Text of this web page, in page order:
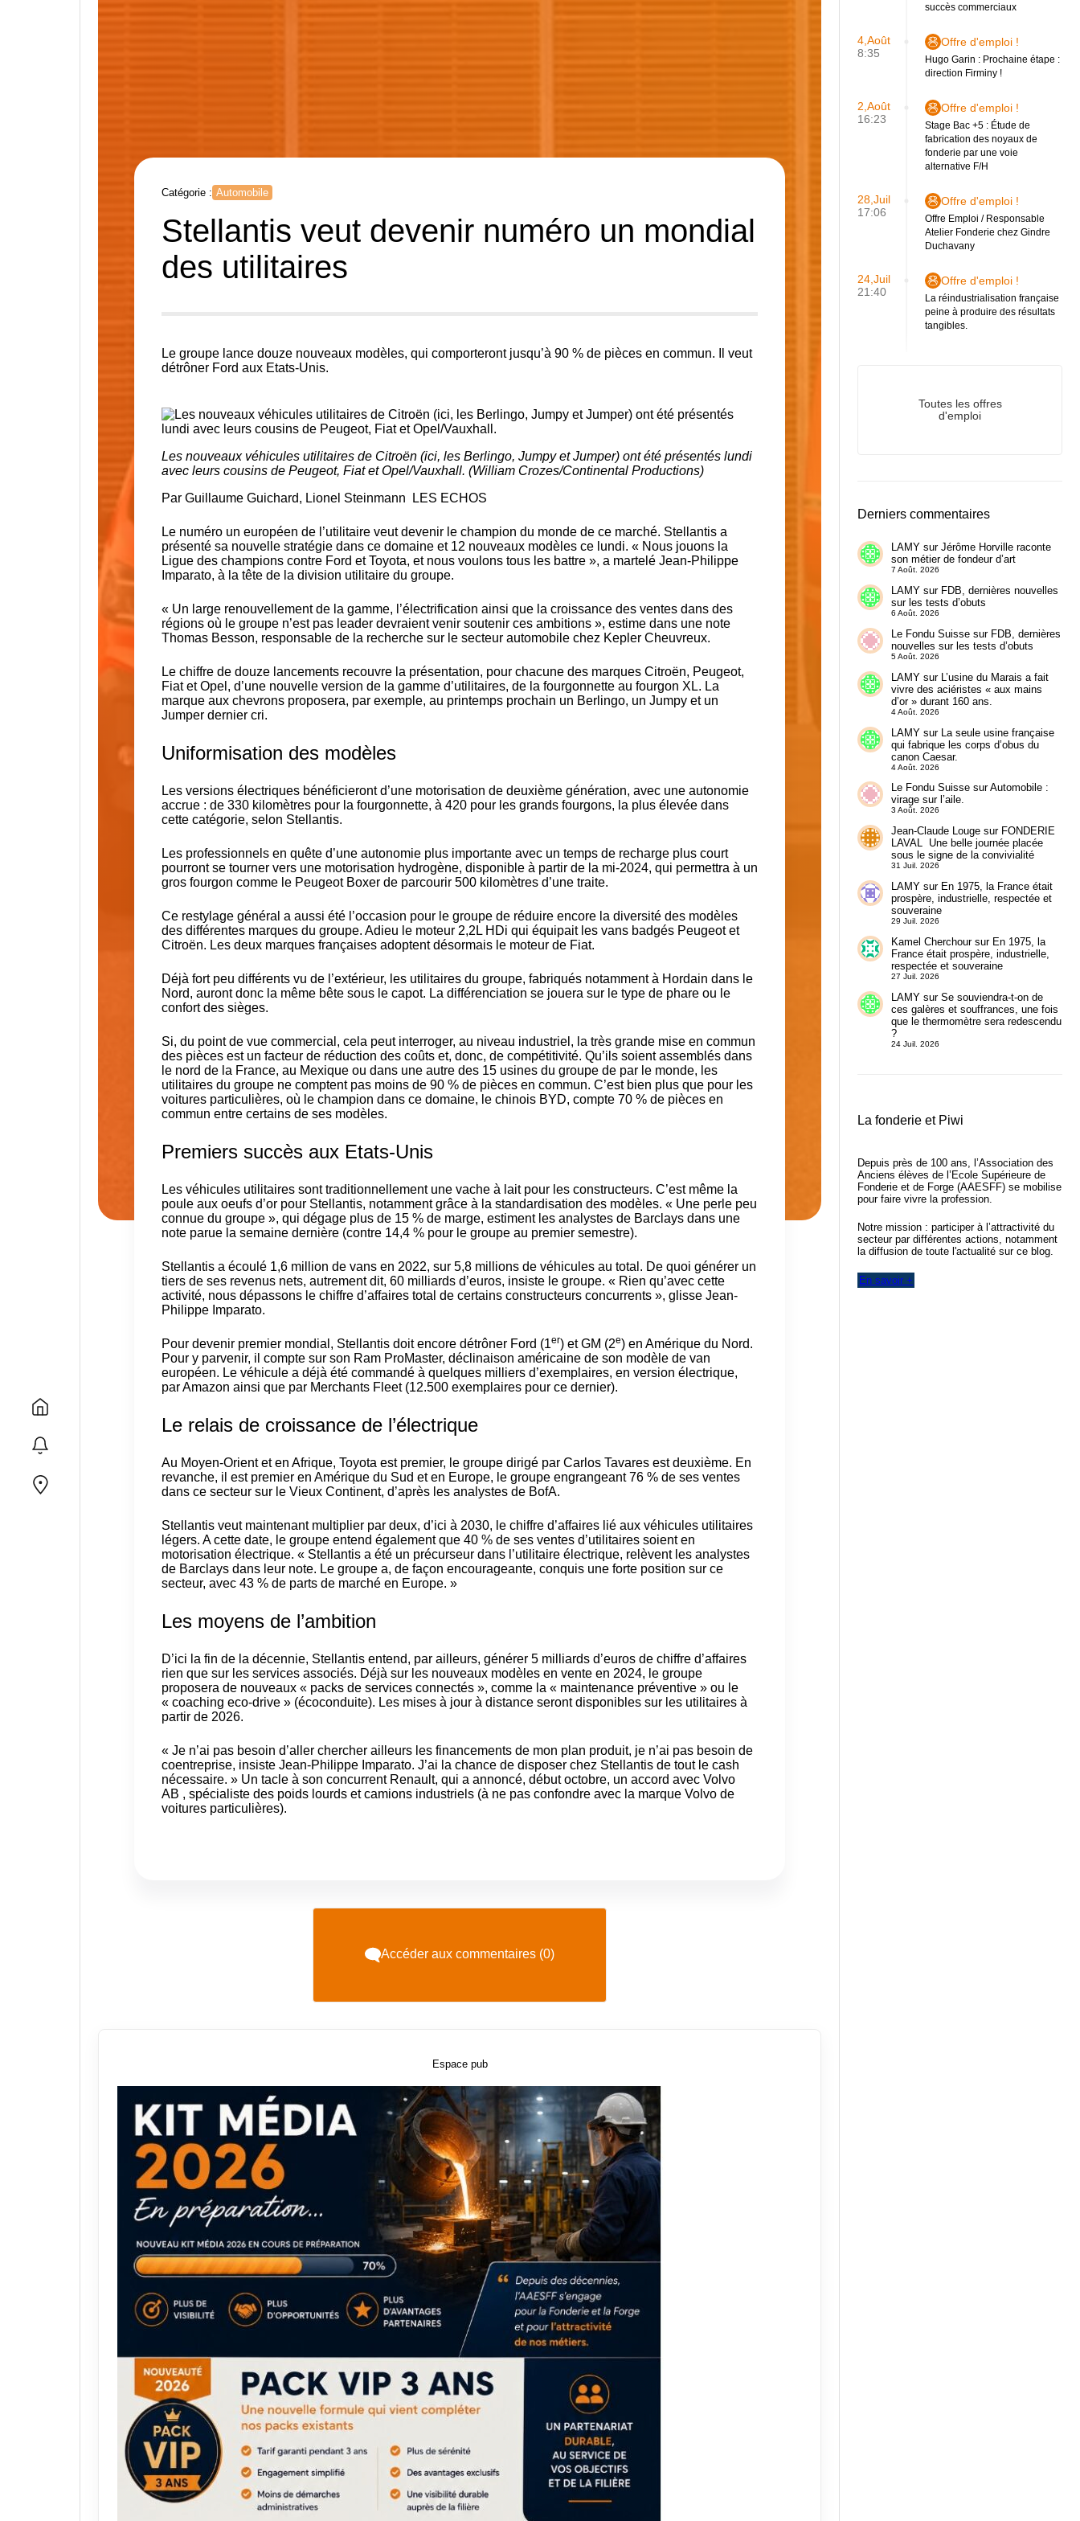
Catégorie : Automobile
Stellantis veut devenir numéro un mondial
des utilitaires
Le groupe lance douze nouveaux modèles, qui comporteront jusqu’à 90 % de pièces en commun. Il veut
détrôner Ford aux Etats-Unis.
Les nouveaux véhicules utilitaires de Citroën (ici, les Berlingo, Jumpy et Jumper) ont été présentés lundi
avec leurs cousins de Peugeot, Fiat et Opel/Vauxhall. (William Crozes/Continental Productions)
Par Guillaume Guichard, Lionel Steinmann LES ECHOS
Le numéro un européen de l’utilitaire veut devenir le champion du monde de ce marché. Stellantis a
présenté sa nouvelle stratégie dans ce domaine et 12 nouveaux modèles ce lundi. « Nous jouons la
Ligue des champions contre Ford et Toyota, et nous voulons tous les battre », a martelé Jean-Philippe
Imparato, à la tête de la division utilitaire du groupe.
« Un large renouvellement de la gamme, l’électrification ainsi que la croissance des ventes dans des
régions où le groupe n’est pas leader devraient venir soutenir ces ambitions », estime dans une note
Thomas Besson, responsable de la recherche sur le secteur automobile chez Kepler Cheuvreux.
Le chiffre de douze lancements recouvre la présentation, pour chacune des marques Citroën, Peugeot,
Fiat et Opel, d’une nouvelle version de la gamme d’utilitaires, de la fourgonnette au fourgon XL. La
marque aux chevrons proposera, par exemple, au printemps prochain un Berlingo, un Jumpy et un
Jumper dernier cri.
Uniformisation des modèles
Les versions électriques bénéficieront d’une motorisation de deuxième génération, avec une autonomie
accrue : de 330 kilomètres pour la fourgonnette, à 420 pour les grands fourgons, la plus élevée dans
cette catégorie, selon Stellantis.
Les professionnels en quête d’une autonomie plus importante avec un temps de recharge plus court
pourront se tourner vers une motorisation hydrogène, disponible à partir de la mi-2024, qui permettra à un
gros fourgon comme le Peugeot Boxer de parcourir 500 kilomètres d’une traite.
Ce restylage général a aussi été l’occasion pour le groupe de réduire encore la diversité des modèles
des différentes marques du groupe. Adieu le moteur 2,2L HDi qui équipait les vans badgés Peugeot et
Citroën. Les deux marques françaises adoptent désormais le moteur de Fiat.
Déjà fort peu différents vu de l’extérieur, les utilitaires du groupe, fabriqués notamment à Hordain dans le
Nord, auront donc la même bête sous le capot. La différenciation se jouera sur le type de phare ou le
confort des sièges.
Si, du point de vue commercial, cela peut interroger, au niveau industriel, la très grande mise en commun
des pièces est un facteur de réduction des coûts et, donc, de compétitivité. Qu’ils soient assemblés dans
le nord de la France, au Mexique ou dans une autre des 15 usines du groupe de par le monde, les
utilitaires du groupe ne comptent pas moins de 90 % de pièces en commun. C’est bien plus que pour les
voitures particulières, où le champion dans ce domaine, le chinois BYD, compte 70 % de pièces en
commun entre certains de ses modèles.
Premiers succès aux Etats-Unis
Les véhicules utilitaires sont traditionnellement une vache à lait pour les constructeurs. C’est même la
poule aux oeufs d’or pour Stellantis, notamment grâce à la standardisation des modèles. « Une perle peu
connue du groupe », qui dégage plus de 15 % de marge, estiment les analystes de Barclays dans une
note parue la semaine dernière (contre 14,4 % pour le groupeau premier semestre).
Stellantis a écoulé 1,6 million de vans en 2022, sur 5,8 millions de véhicules au total. De quoi générer un
tiers de ses revenus nets, autrement dit, 60 milliards d’euros, insiste le groupe. « Rien qu’avec cette
activité, nous dépassons le chiffre d’affaires total de certains constructeurs concurrents », glisse Jean-
Philippe Imparato.
Pour devenir premier mondial, Stellantis doit encore détrôner Ford (1er) et GM (2e) en Amérique du Nord.
Pour y parvenir, il compte sur son Ram ProMaster, déclinaison américaine de son modèle de van
européen. Le véhicule a déjà été commandé à quelques milliers d’exemplaires, en version électrique,
par Amazon ainsi que par Merchants Fleet (12.500 exemplaires pour ce dernier).
Le relais de croissance de l’électrique
Au Moyen-Orient et en Afrique, Toyota est premier, le groupe dirigé par Carlos Tavares est deuxième. En
revanche, il est premier en Amérique du Sud et en Europe, le groupe engrangeant 76 % de ses ventes
dans ce secteur sur le Vieux Continent, d’après les analystes de BofA.
Stellantis veut maintenant multiplier par deux, d’ici à 2030, le chiffre d’affaires lié aux véhicules utilitaires
légers. A cette date, le groupe entend également que 40 % de ses ventes d’utilitaires soient en
motorisation électrique. « Stellantis a été un précurseur dans l’utilitaire électrique, relèvent les analystes
de Barclays dans leur note. Le groupe a, de façon encourageante, conquis une forte position sur ce
secteur, avec 43 % de parts de marché en Europe. »
Les moyens de l’ambition
D’ici la fin de la décennie, Stellantis entend, par ailleurs, générer 5 milliards d’euros de chiffre d’affaires
rien que sur les services associés. Déjà sur les nouveaux modèles en vente en 2024, le groupe
proposera de nouveaux « packs de services connectés », comme la « maintenance préventive » ou le
« coaching eco-drive » (écoconduite). Les mises à jour à distance seront disponibles sur les utilitaires à
partir de 2026.
« Je n’ai pas besoin d’aller chercher ailleurs les financements de mon plan produit, je n’ai pas besoin de
coentreprise, insiste Jean-Philippe Imparato. J’ai la chance de disposer chez Stellantis de tout le cash
nécessaire. » Un tacle à son concurrent Renault, qui a annoncé, début octobre, un accord avec Volvo
AB , spécialiste des poids lourds et camions industriels (à ne pas confondre avec la marque Volvo de
voitures particulières).
Accéder aux commentaires (0)
Espace pub
succès commerciaux
4,Août
8:35
Offre d'emploi !
Hugo Garin : Prochaine étape :
direction Firminy !
2,Août
16:23
Offre d'emploi !
Stage Bac +5 : Étude de
fabrication des noyaux de
fonderie par une voie
alternative F/H
28,Juil
17:06
Offre d'emploi !
Offre Emploi / Responsable
Atelier Fonderie chez Gindre
Duchavany
24,Juil
21:40
Offre d'emploi !
La réindustrialisation française
peine à produire des résultats
tangibles.
Toutes les offres
d'emploi
Derniers commentaires
LAMYsur Jérôme Horville raconte
son métier de fondeur d’art
7 Août. 2026
LAMYsur FDB, dernières nouvelles
sur les tests d’obuts
6 Août. 2026
Le Fondu Suissesur FDB, dernières
nouvelles sur les tests d’obuts
5 Août. 2026
LAMYsur L’usine du Marais a fait
vivre des aciéristes « aux mains
d’or » durant 160 ans.
4 Août. 2026
LAMYsur La seule usine française
qui fabrique les corps d’obus du
canon Caesar.
4 Août. 2026
Le Fondu SuissesurAutomobile :
virage sur l’aile.
3 Août. 2026
Jean-Claude Lougesur FONDERIE
LAVAL Une belle journée placée
sous le signe de la convivialité
31 Juil. 2026
LAMYsur En 1975, la France était
prospère, industrielle, respectée et
souveraine
29 Juil. 2026
Kamel Cherchoursur En 1975, la
France était prospère, industrielle,
respectée et souveraine
27 Juil. 2026
LAMYsur Se souviendra-t-on de
ces galères et souffrances, une fois
que le thermomètre sera redescendu
?
24 Juil. 2026
La fonderie et Piwi
Depuis près de 100 ans, l’Association des
Anciens élèves de l’Ecole Supérieure de
Fonderie et de Forge (AAESFF) se mobilise
pour faire vivre la profession.
Notre mission : participer à l’attractivité du
secteur par différentes actions, notamment
la diffusion de toute l'actualité sur ce blog.
En savoir +